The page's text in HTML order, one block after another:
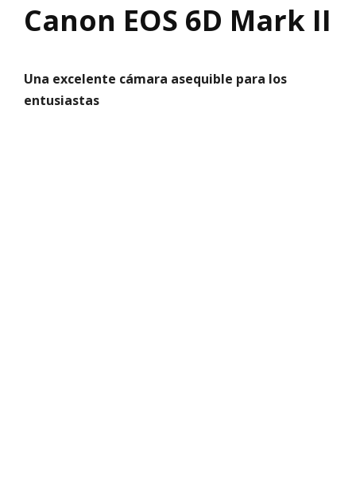
Canon EOS 6D Mark II
Una excelente cámara asequible para los
entusiastas